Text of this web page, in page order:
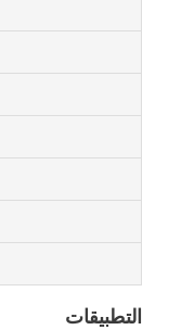
التطبيقات